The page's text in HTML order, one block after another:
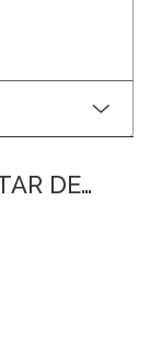
DE…